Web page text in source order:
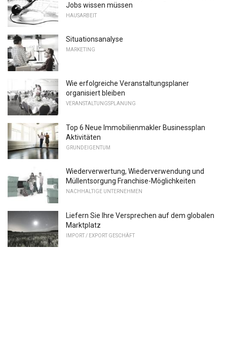
Jobs wissen müssen
HAUSARBEIT
Situationsanalyse
MARKETING
Wie erfolgreiche Veranstaltungsplaner
organisiert bleiben
VERANSTALTUNGSPLANUNG
Top 6 Neue Immobilienmakler Businessplan
Aktivitäten
GRUNDEIGENTUM
Wiederverwertung, Wiederverwendung und
Müllentsorgung Franchise-Möglichkeiten
NACHHALTIGE UNTERNEHMEN
Liefern Sie Ihre Versprechen auf dem globalen
Marktplatz
IMPORT / EXPORT GESCHÄFT